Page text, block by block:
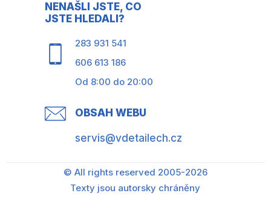
NENAŠLI JSTE, CO
JSTE HLEDALI?
283 931 541
606 613 186
Od 8:00 do 20:00
OBSAH WEBU
servis@vdetailech.cz
© All rights reserved 2005-2026
Texty jsou autorsky chráněny